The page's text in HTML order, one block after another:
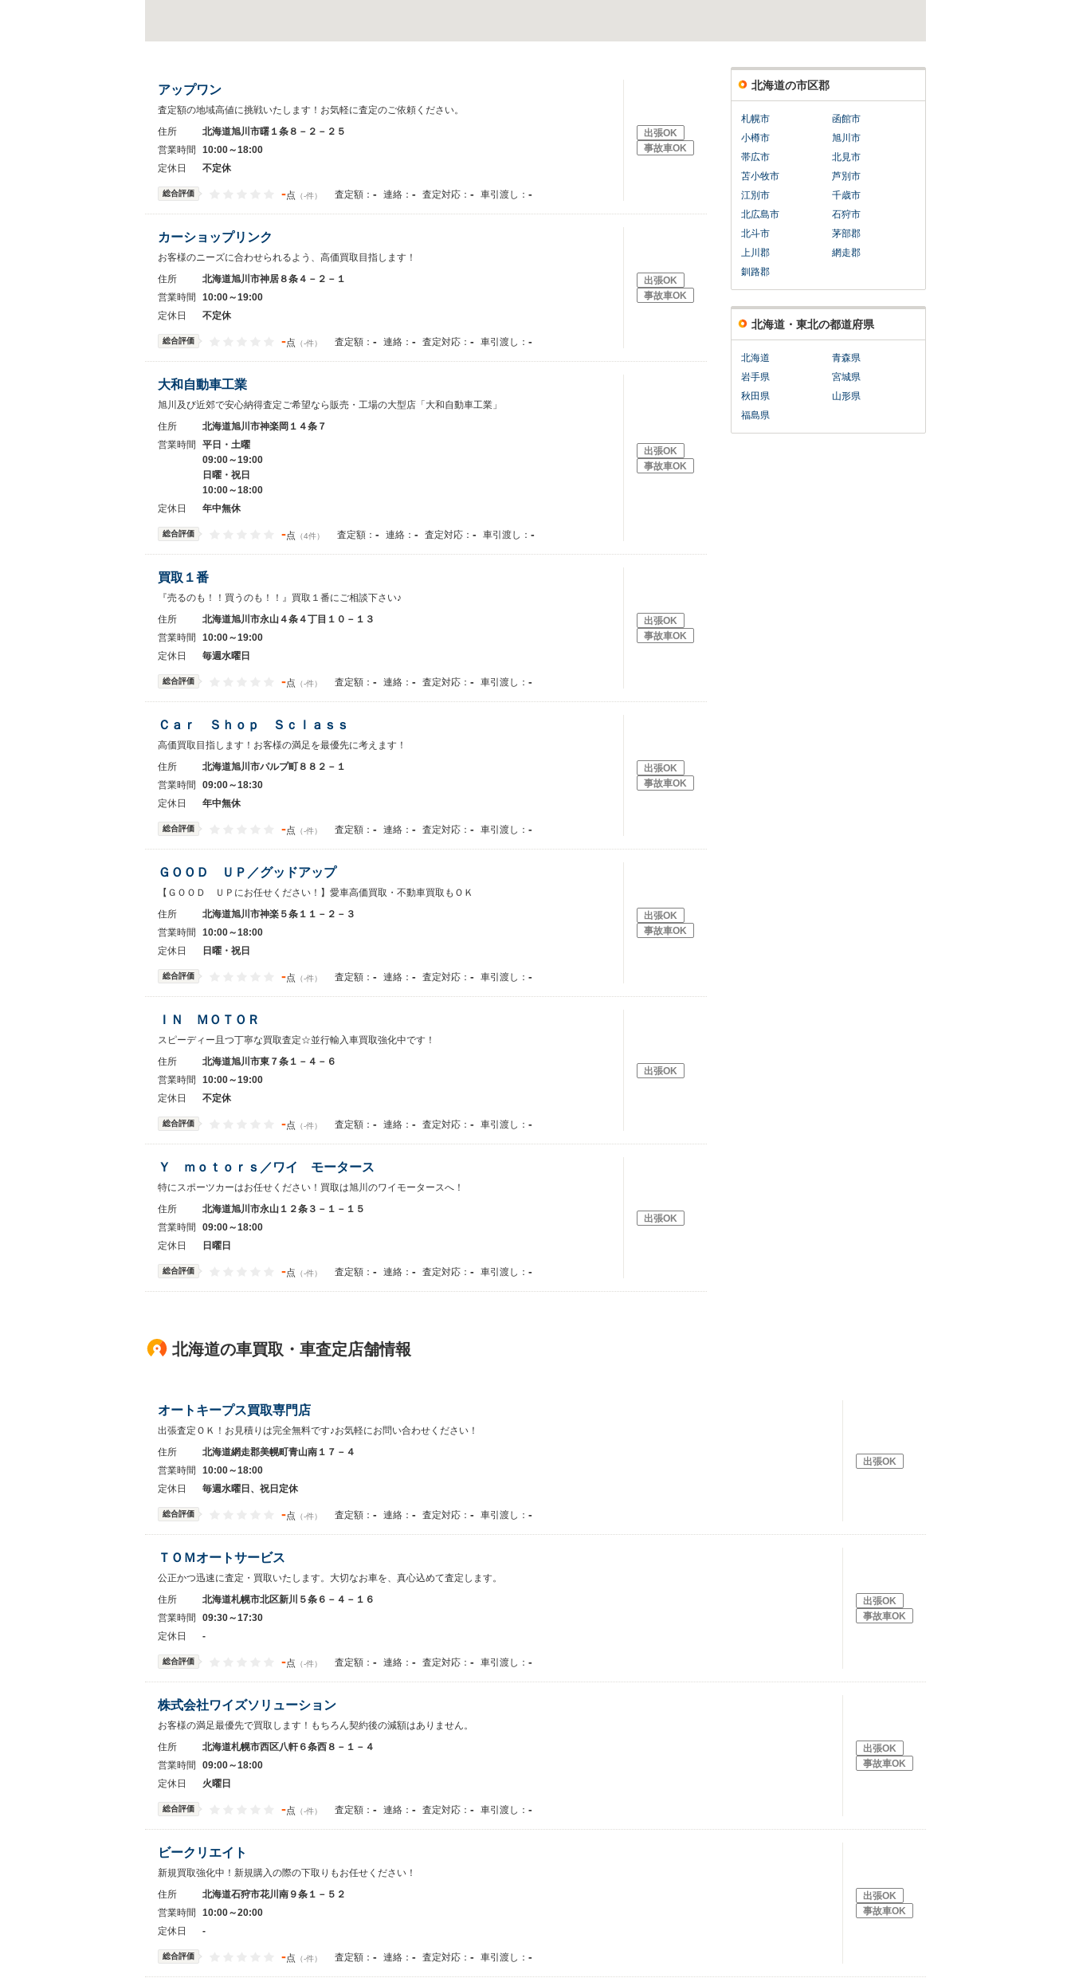
アップワン
査定額の地域高値に挑戦いたします！お気軽に査定のご依頼ください。
住所
北海道旭川市曙１条８－２－２５
営業時間
10:00～18:00
定休日
不定休
総合評価 -点 （-件） 査定額： - 連絡： - 査定対応： - 車引渡し： -
出張OK
事故車OK
カーショップリンク
お客様のニーズに合わせられるよう、高価買取目指します！
住所
北海道旭川市神居８条４－２－１
営業時間
10:00～19:00
定休日
不定休
総合評価 -点 （-件） 査定額： - 連絡： - 査定対応： - 車引渡し： -
出張OK
事故車OK
大和自動車工業
旭川及び近郊で安心納得査定ご希望なら販売・工場の大型店「大和自動車工業」
住所
北海道旭川市神楽岡１４条７
営業時間
平日・土曜
09:00～19:00
日曜・祝日
10:00～18:00
定休日
年中無休
総合評価 -点 （4件） 査定額： - 連絡： - 査定対応： - 車引渡し： -
出張OK
事故車OK
買取１番
『売るのも！！買うのも！！』買取１番にご相談下さい♪
住所
北海道旭川市永山４条４丁目１０－１３
営業時間
10:00～19:00
定休日
毎週水曜日
総合評価 -点 （-件） 査定額： - 連絡： - 査定対応： - 車引渡し： -
出張OK
事故車OK
Ｃａｒ Ｓｈｏｐ Ｓｃｌａｓｓ
高価買取目指します！お客様の満足を最優先に考えます！
住所
北海道旭川市パルプ町８８２－１
営業時間
09:00～18:30
定休日
年中無休
総合評価 -点 （-件） 査定額： - 連絡： - 査定対応： - 車引渡し： -
出張OK
事故車OK
ＧＯＯＤ ＵＰ／グッドアップ
【ＧＯＯＤ ＵＰにお任せください！】愛車高価買取・不動車買取もＯＫ
住所
北海道旭川市神楽５条１１－２－３
営業時間
10:00～18:00
定休日
日曜・祝日
総合評価 -点 （-件） 査定額： - 連絡： - 査定対応： - 車引渡し： -
出張OK
事故車OK
ＩＮ ＭＯＴＯＲ
スピーディー且つ丁寧な買取査定☆並行輸入車買取強化中です！
住所
北海道旭川市東７条１－４－６
営業時間
10:00～19:00
定休日
不定休
総合評価 -点 （-件） 査定額： - 連絡： - 査定対応： - 車引渡し： -
出張OK
Ｙ ｍｏｔｏｒｓ／ワイ モータース
特にスポーツカーはお任せください！買取は旭川のワイモータースへ！
住所
北海道旭川市永山１２条３－１－１５
営業時間
09:00～18:00
定休日
日曜日
総合評価 -点 （-件） 査定額： - 連絡： - 査定対応： - 車引渡し： -
出張OK
北海道の市区郡
札幌市
函館市
小樽市
旭川市
帯広市
北見市
苫小牧市
芦別市
江別市
千歳市
北広島市
石狩市
北斗市
茅部郡
上川郡
網走郡
釧路郡
北海道・東北の都道府県
北海道
青森県
岩手県
宮城県
秋田県
山形県
福島県
北海道の車買取・車査定店舗情報
オートキープス買取専門店
出張査定ＯＫ！お見積りは完全無料です♪お気軽にお問い合わせください！
住所
北海道網走郡美幌町青山南１７－４
営業時間
10:00～18:00
定休日
毎週水曜日、祝日定休
総合評価 -点 （-件） 査定額： - 連絡： - 査定対応： - 車引渡し： -
出張OK
ＴＯＭオートサービス
公正かつ迅速に査定・買取いたします。大切なお車を、真心込めて査定します。
住所
北海道札幌市北区新川５条６－４－１６
営業時間
09:30～17:30
定休日
-
総合評価 -点 （-件） 査定額： - 連絡： - 査定対応： - 車引渡し： -
出張OK
事故車OK
株式会社ワイズソリューション
お客様の満足最優先で買取します！もちろん契約後の減額はありません。
住所
北海道札幌市西区八軒６条西８－１－４
営業時間
09:00～18:00
定休日
火曜日
総合評価 -点 （-件） 査定額： - 連絡： - 査定対応： - 車引渡し： -
出張OK
事故車OK
ビークリエイト
新規買取強化中！新規購入の際の下取りもお任せください！
住所
北海道石狩市花川南９条１－５２
営業時間
10:00～20:00
定休日
-
総合評価 -点 （-件） 査定額： - 連絡： - 査定対応： - 車引渡し： -
出張OK
事故車OK